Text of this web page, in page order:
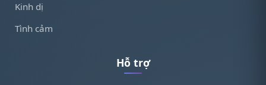
Kinh dị
Tình cảm
Hỗ trợ